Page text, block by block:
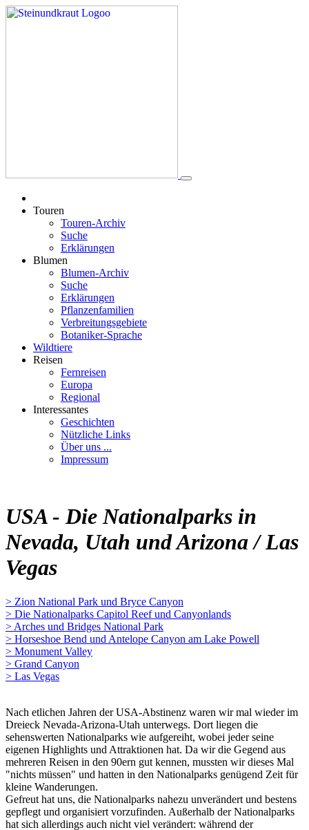
Touren
Touren-Archiv
Suche
Erklärungen
Blumen
Blumen-Archiv
Suche
Erklärungen
Pflanzenfamilien
Verbreitungsgebiete
Botaniker-Sprache
Wildtiere
Reisen
Fernreisen
Europa
Regional
Interessantes
Geschichten
Nützliche Links
Über uns ...
Impressum
USA - Die Nationalparks in
Nevada, Utah und Arizona / Las
Vegas
> Zion National Park und Bryce Canyon
> Die Nationalparks Capitol Reef und Canyonlands
> Arches und Bridges National Park
> Horseshoe Bend und Antelope Canyon am Lake Powell
> Monument Valley
> Grand Canyon
> Las Vegas
Nach etlichen Jahren der USA-Abstinenz waren wir mal wieder im
Dreieck Nevada-Arizona-Utah unterwegs. Dort liegen die
sehenswerten Nationalparks wie aufgereiht, wobei jeder seine
eigenen Highlights und Attraktionen hat. Da wir die Gegend aus
mehreren Reisen in den 90ern gut kennen, mussten wir dieses Mal
"nichts müssen" und hatten in den Nationalparks genügend Zeit für
kleine Wanderungen.
Gefreut hat uns, die Nationalparks nahezu unverändert und bestens
gepflegt und organisiert vorzufinden. Außerhalb der Nationalparks
hat sich allerdings auch nicht viel verändert: während der